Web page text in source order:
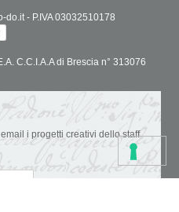
- P.IVA 03032510178
C.C.I.A.A di Brescia n° 313076
i progetti creativi dello staff